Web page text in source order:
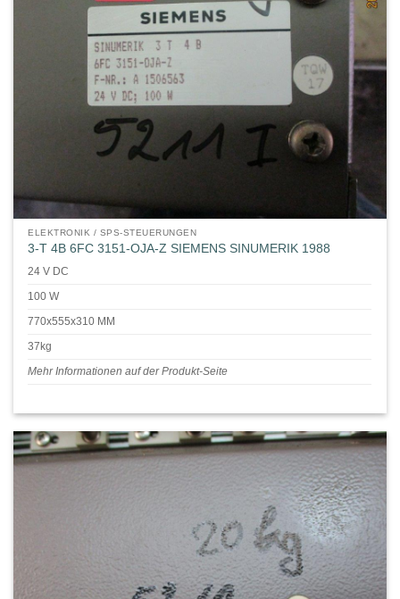
ELEKTRONIK / SPS-STEUERUNGEN
3-T 4B 6FC 3151-OJA-Z SIEMENS SINUMERIK 1988
24 V DC
100 W
770x555x310 MM
37kg
Mehr Informationen auf der Produkt-Seite